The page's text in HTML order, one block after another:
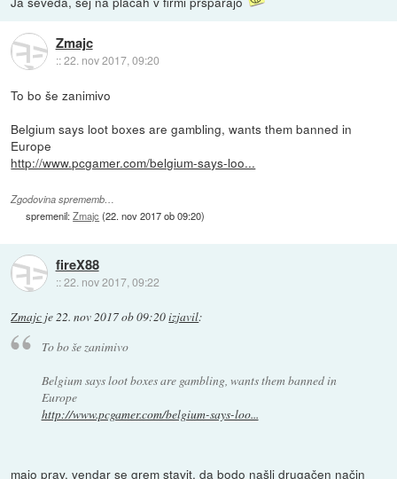
Zmajc
::22. nov 2017, 09:20
To bo še zanimivo
Belgium says loot boxes are gambling, wants them banned in
Europe
http://www.pcgamer.com/belgium-says-loo...
Zgodovina sprememb…
spremenil:Zmajc (22. nov 2017 ob 09:20)
fireX88
::22. nov 2017, 09:22
Zmajc je22. nov 2017 ob 09:20izjavil:
To bo še zanimivo
Belgium says loot boxes are gambling, wants them banned in
Europe
http://www.pcgamer.com/belgium-says-loo...
majo prav, vendar se grem stavit, da bodo našli drugačen način